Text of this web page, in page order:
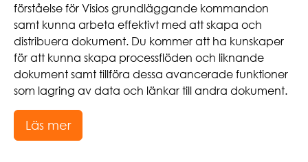
förståelse för Visios grundläggande kommandon
samt kunna arbeta effektivt med att skapa och
distribuera dokument. Du kommer att ha kunskaper
för att kunna skapa processflöden och liknande
dokument samt tillföra dessa avancerade funktioner
som lagring av data och länkar till andra dokument.
Läs mer